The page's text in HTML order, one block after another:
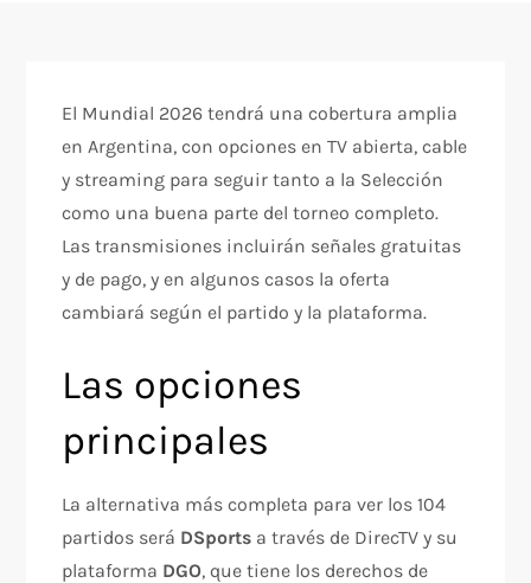
El Mundial 2026 tendrá una cobertura amplia
en Argentina, con opciones en TV abierta, cable
y streaming para seguir tanto a la Selección
como una buena parte del torneo completo.
Las transmisiones incluirán señales gratuitas
y de pago, y en algunos casos la oferta
cambiará según el partido y la plataforma.
Las opciones
principales
La alternativa más completa para ver los 104
partidos será DSports a través de DirecTV y su
plataforma DGO, que tiene los derechos de